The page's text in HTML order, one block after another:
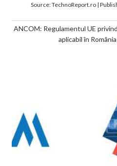
Source:TechnoReport.ro|
ANCOM: Regulamentul UE
aplicabil în